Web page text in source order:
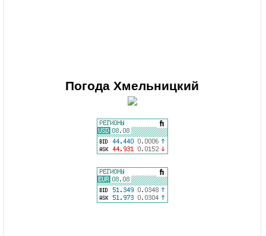
Погода Хмельницкий